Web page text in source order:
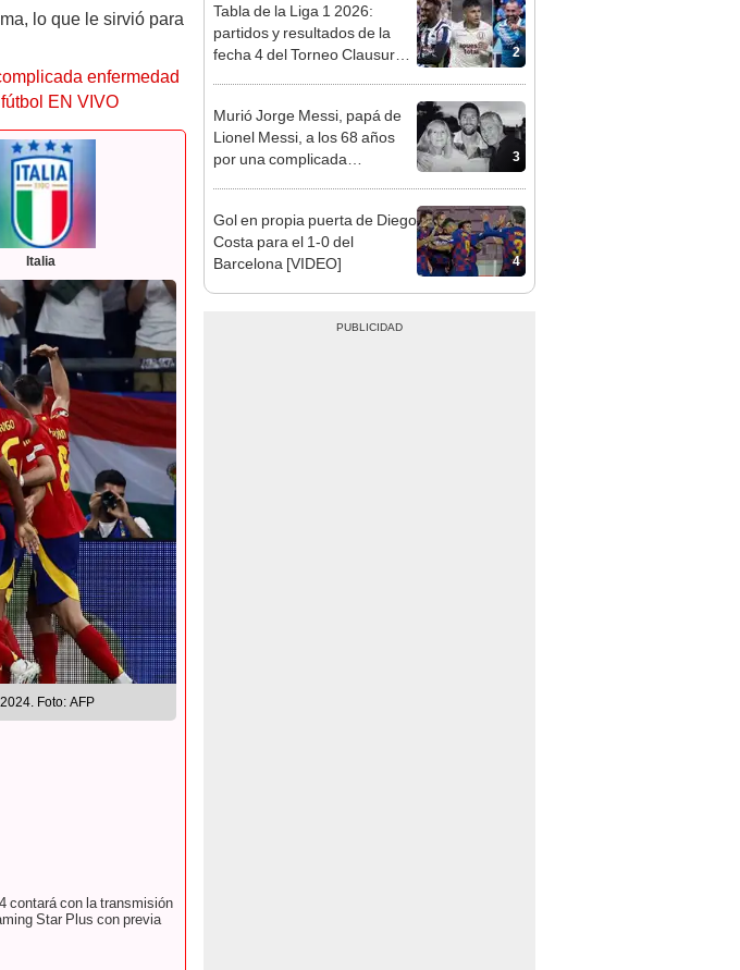
lo que le sirvió para
enfermedad
EN VIVO
Italia
Foto: AFP
contará con la transmisión
Star Plus con previa
2
Tabla de la Liga 1 2026:
partidos y resultados de la
fecha 4 del Torneo Clausura y
3
Murió Jorge Messi, papá de
Lionel Messi, a los 68 años
por una complicada
4
Gol en propia puerta de Diego
Costa para el 1-0 del
Barcelona [VIDEO]